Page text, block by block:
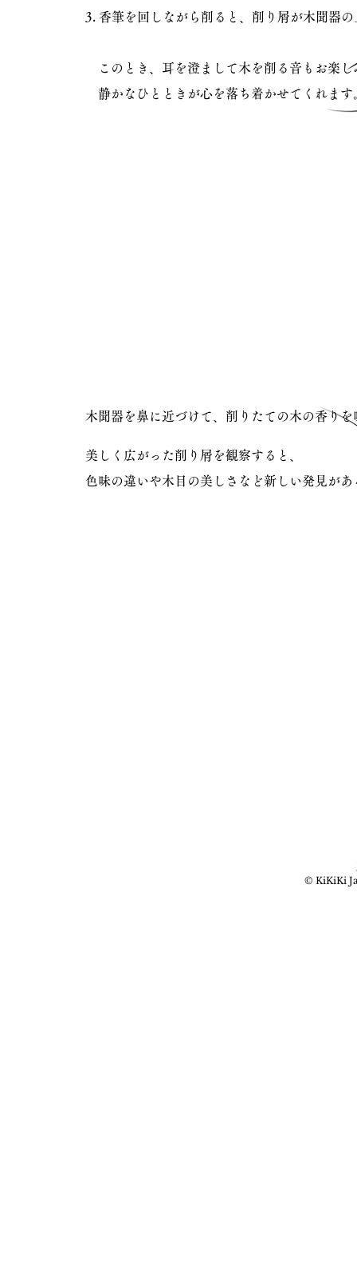
3. 香筆を回しながら削ると、削り屑が木聞器
このとき、耳を澄まして木を削る音もお楽し
静かなひとときが心を落ち着かせてくれます
木聞器を鼻に近づけて、削りたての木の香り
美しく広がった削り屑を観察すると、
色味の違いや木目の美しさなど​新しい発見があ
© KiKiKi